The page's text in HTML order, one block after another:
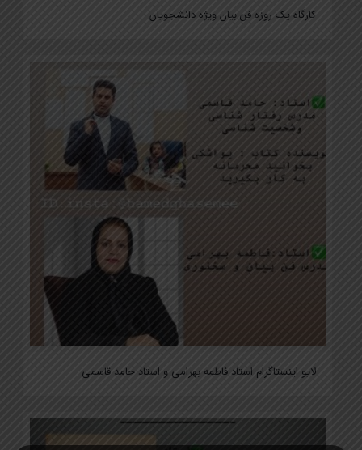
کارگاه یک روزه فن بیان ویژه دانشجویان
لایو اینستاگرام استاد فاطمه بهرامی و استاد حامد قاسمی